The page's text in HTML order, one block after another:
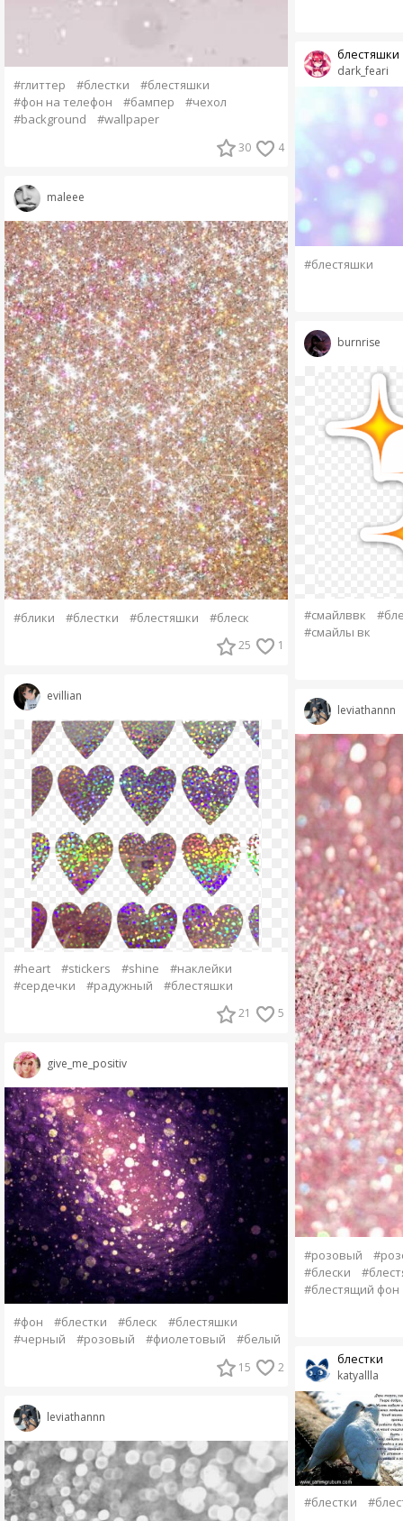
#глиттер #блестки
#блестяшки
#фон на телефон
#бампер
#чехол
#background
#wallpaper
30 4
maleee
#блики #блестки #блестяшки #блеск
25 1
evillian
#heart #stickers #shine
#наклейки
#сердечки
#радужный #блестяшки
21 5
give_me_positiv
#фон #блестки #блеск
#блестяшки
#черный
#розовый #фиолетовый #белый
15 2
leviathannn
dark_feari
блестяшки
#блестяшки
burnrise
#смайлввк
#смайлы вк
leviathannn
#розовый
#блески
#блестящий фон
katyallla
блестки
#блестки